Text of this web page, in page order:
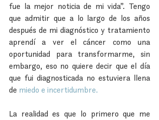
fue la mejor noticia de mi vida”. Tengo
que admitir que a lo largo de los años
después de mi diagnóstico y tratamiento
aprendí a ver el cáncer como una
oportunidad para transformarme, sin
embargo, eso no quiere decir que el día
que fui diagnosticada no estuviera llena
de miedo e incertidumbre.
La realidad es que lo primero que me